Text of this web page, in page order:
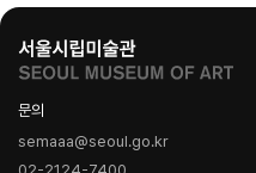
문의
semaaa@seoul.go.kr